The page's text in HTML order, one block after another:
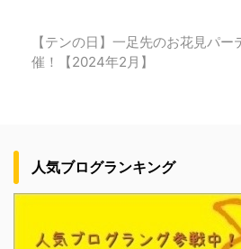
【テンの日】一足先のお花見パー
催！【2024年2月】
人気ブログランキング